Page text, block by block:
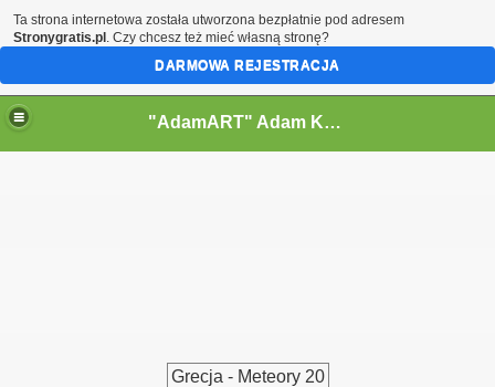
"AdamART" Adam Kostecki Bielsko-Biała - Krajobrazy
Grecja - Meteory 20
Ta strona internetowa została utworzona bezpłatnie pod adresem
Stronygratis.pl . Czy chcesz też mieć własną stronę?
DARMOWA REJESTRACJA